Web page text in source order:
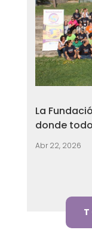
La
donde
Abr 22, 2026